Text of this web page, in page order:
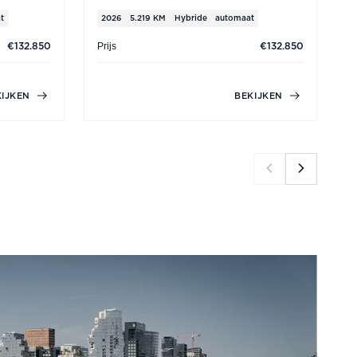
€132.850
2026 5.219 KM Hybride automaat
Prijs €132.850
BEKIJKEN